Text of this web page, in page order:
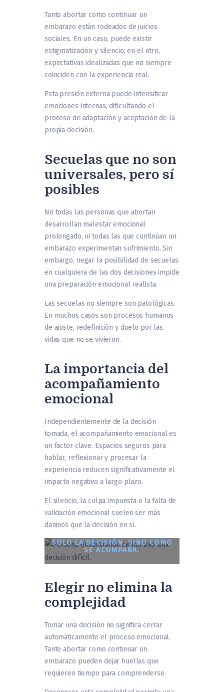
Tanto abortar como continuar un
embarazo están rodeados de juicios
sociales. En un caso, puede existir
estigmatización y silencio; en el otro,
expectativas idealizadas que no siempre
coinciden con la experiencia real.
Esta presión externa puede intensificar
emociones internas, dificultando el
proceso de adaptación y aceptación de la
propia decisión.
Secuelas que no son
universales, pero sí
posibles
No todas las personas que abortan
desarrollan malestar emocional
prolongado, ni todas las que continúan un
embarazo experimentan sufrimiento. Sin
embargo, negar la posibilidad de secuelas
en cualquiera de las dos decisiones impide
una preparación emocional realista.
Las secuelas no siempre son patológicas.
En muchos casos son procesos humanos
de ajuste, redefinición y duelo por las
vidas que no se vivieron.
La importancia del
acompañamiento
emocional
Independientemente de la decisión
tomada, el acompañamiento emocional es
un factor clave. Espacios seguros para
hablar, reflexionar y procesar la
experiencia reducen significativamente el
impacto negativo a largo plazo.
El silencio, la culpa impuesta o la falta de
validación emocional suelen ser más
dañinos que la decisión en sí.
SOLO LA DECISIÓN, SINO CÓMO
SE ACOMPAÑA.
Elegir no elimina la
complejidad
Tomar una decisión no significa cerrar
automáticamente el proceso emocional.
Tanto abortar como continuar un
embarazo pueden dejar huellas que
requieren tiempo para comprenderse.